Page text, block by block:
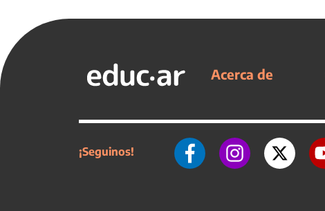
Acerca de
¡Seguinos!